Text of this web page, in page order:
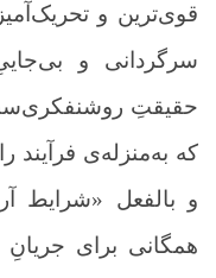
قوی‌ترین و
سرگردانی و
حقیقتِ
که به‌منزله‌ی
و بالفعل «شرایط
همگانی برای جریانِ